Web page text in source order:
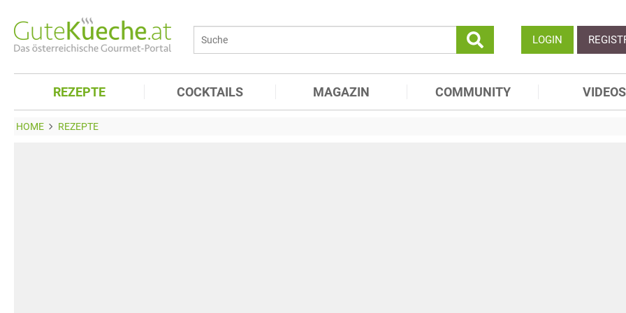
LOGIN
REZEPTE COCKTAILS MAGAZIN COMMUNITY VIDEOS
HOME REZEPTE